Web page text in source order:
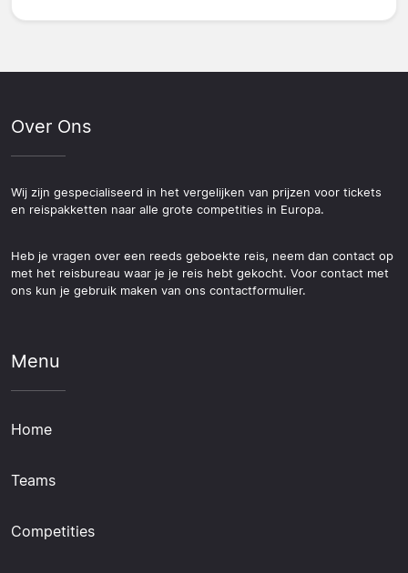
Over Ons
Wij zijn gespecialiseerd in het vergelijken van prijzen voor tickets
en reispakketten naar alle grote competities in Europa.
Heb je vragen over een reeds geboekte reis, neem dan contact op
met het reisbureau waar je je reis hebt gekocht. Voor contact met
ons kun je gebruik maken van ons contactformulier.
Menu
Home
Teams
Competities